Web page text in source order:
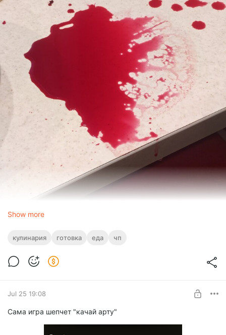
Show more
кулинария готовка еда чп
Jul 25 19:08
Сама игра шепчет "качай арту"